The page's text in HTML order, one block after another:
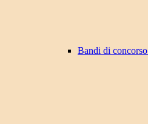
Bandi di concorso